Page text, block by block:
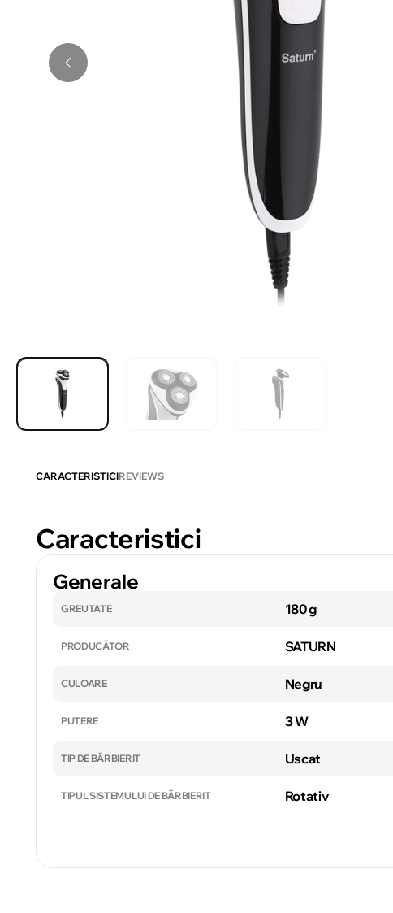
CARACTERISTICIREVIEWS
Caracteristici
Generale
GREUTATE 180 g
PRODUCĂTOR SATURN
CULOARE Negru
PUTERE 3 W
TIP DE BĂRBIERIT Uscat
TIPUL SISTEMULUI DE BĂRBIERIT Rotativ